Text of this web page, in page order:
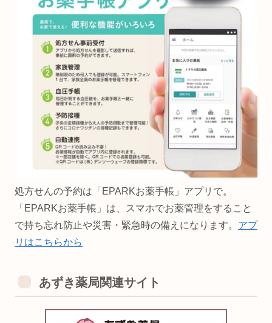
処方せんの予約は「EPARKお薬手帳」アプリで。
「EPARKお薬手帳」は、スマホでお薬管理をすること
で持ち忘れ防止や災害・緊急時の備えになります。 アプ
リはこちらから
あずき薬局関連サイト